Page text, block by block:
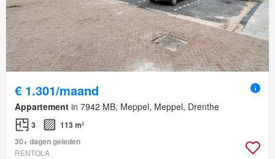
€ 1.301/maand
Appartement in 7942 MB, Meppel, Meppel, Drenthe
3
113 m²
30+ dagen geleden
RENTOLA